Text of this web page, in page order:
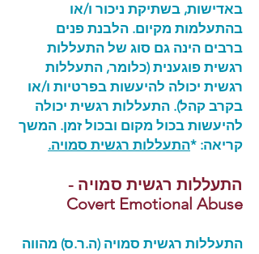
באדישות, בשתיקת ניכור ו/או
בהתעלמות מקיום. הלבנת פנים
ברבים הינה גם סוג של התעללות
רגשית פוגענית (כלומר, התעללות
רגשית יכולה להיעשות בפרטיות ו/או
בקרב קהל). התעללות רגשית יכולה
להיעשות בכול מקום ובכול זמן. המשך
קריאה: *התעללות רגשית סמויה.
התעללות רגשית סמויה -
Covert Emotional Abuse
התעללות רגשית סמויה (ה.ר.ס) מהווה